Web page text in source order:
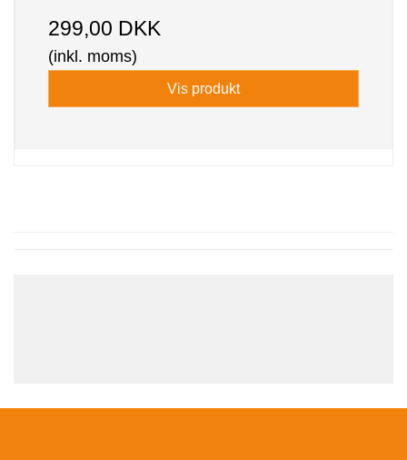
299,00 DKK
(inkl. moms)
Vis produkt